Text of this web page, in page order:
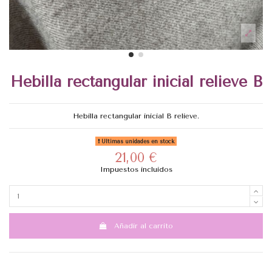
Hebilla rectangular inicial relieve B
Hebilla rectangular inicial B relieve.
Últimas unidades en stock
21,00 €
Impuestos incluidos
Añadir al carrito